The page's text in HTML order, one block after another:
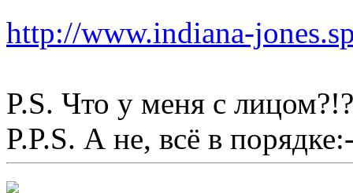
http://www.indiana-
P.S. Что у меня с
P.P.S. А не, всё в